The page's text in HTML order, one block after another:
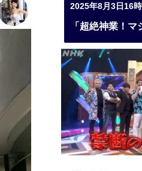
2025年8月3日16
「超絶神業！